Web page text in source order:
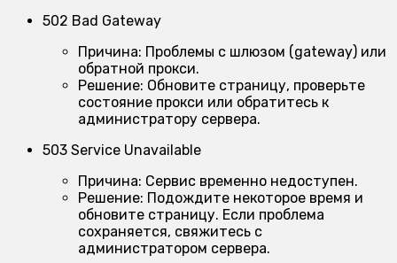
502 Bad Gateway
Причина: Проблемы с шлюзом (gateway) или
обратной прокси.
Решение: Обновите страницу, проверьте
состояние прокси или обратитесь к
администратору сервера.
503 Service Unavailable
Причина: Сервис временно недоступен.
Решение: Подождите некоторое время и
обновите страницу. Если проблема
сохраняется, свяжитесь с
администратором сервера.